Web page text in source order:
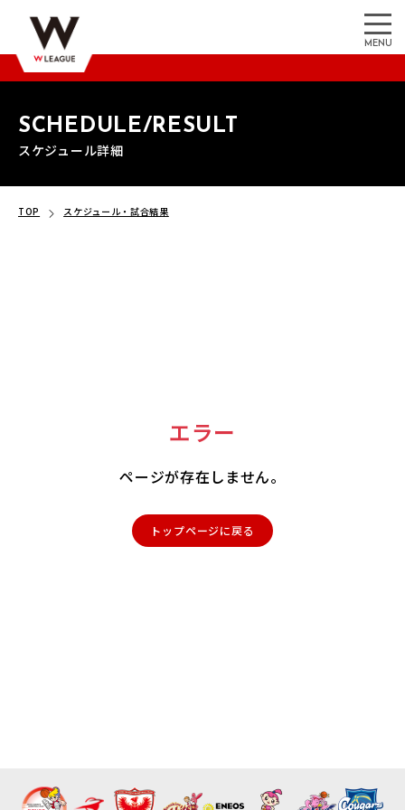
MENU
SCHEDULE/RESULT
スケジュール詳細
TOP スケジュール・試合結果
エラー
ページが存在しません。
トップページに戻る